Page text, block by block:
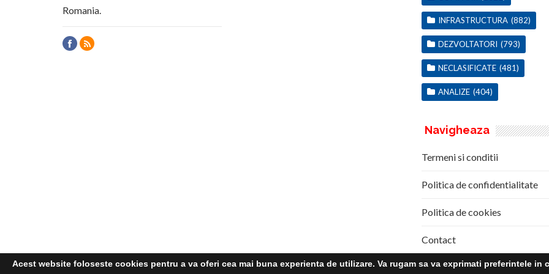
Romania.
INFRASTRUCTURA (882)
DEZVOLTATORI (793)
NECLASIFICATE (481)
ANALIZE (404)
Navigheaza
Termeni si conditii
Politica de confidentialitate
Politica de cookies
Contact
Acest website foloseste cookies pentru a va oferi cea mai buna experienta de utilizare. Va rugam sa va exprimati preferintele in